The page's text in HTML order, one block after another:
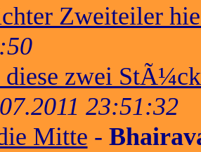
Zweiteiler
diese zwei
23:51:32
Mitte -